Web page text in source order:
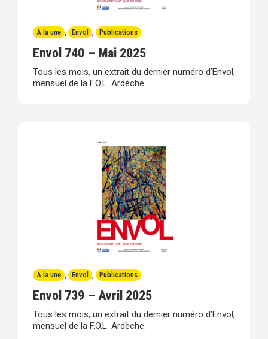
A la une , Envol , Publications
Envol 740 – Mai 2025
Tous les mois, un extrait du dernier numéro d’Envol,
mensuel de la F.O.L. Ardèche.
A la une , Envol , Publications
Envol 739 – Avril 2025
Tous les mois, un extrait du dernier numéro d’Envol,
mensuel de la F.O.L. Ardèche.